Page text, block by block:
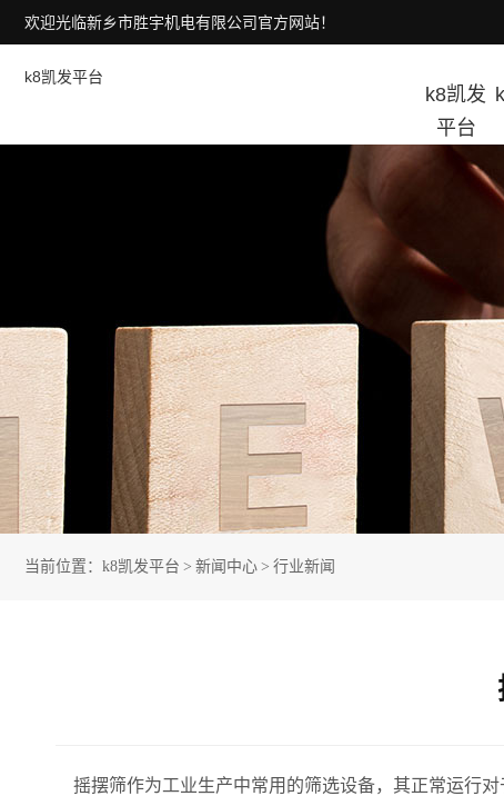
欢迎光临新乡市胜宇机电有限公司官方网站！
k8凯发平台
k8凯发
平台
当前位置： k8凯发平台 > 新闻中心 > 行业新闻
摇摆筛作为工业生产中常用的筛选设备，其正常运行